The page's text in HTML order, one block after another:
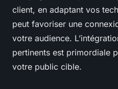
client, en adaptant vos
peut favoriser une
votre audience.
pertinents est primordiale
votre public cible.